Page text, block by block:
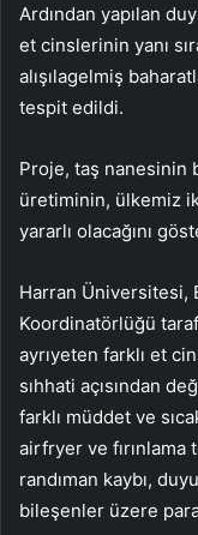
Ardından yapılan
et cinslerinin yanı
alışılagelmiş
tespit edildi.
Proje, taş nanesinin
üretiminin, ülkemiz
yararlı olacağını
Harran Üniversitesi,
Koordinatörlüğü
ayrıyeten farklı et
sıhhati açısından
farklı müddet ve
airfryer ve
randıman kaybı,
bileşenler üzere